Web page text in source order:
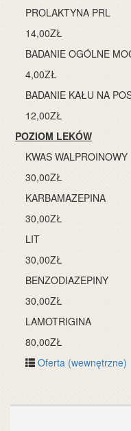
PROLAKTYNA PRL
14,00ZŁ
BADANIE OGÓLNE
4,00ZŁ
BADANIE KAŁU NA
12,00ZŁ
POZIOM LEKÓW
KWAS WALPROINOWY
30,00ZŁ
KARBAMAZEPINA
30,00ZŁ
LIT
30,00ZŁ
BENZODIAZEPINY
30,00ZŁ
LAMOTRIGINA
80,00ZŁ
Oferta (wewnętrzne)